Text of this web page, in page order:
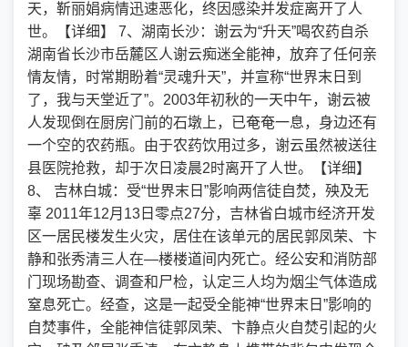
天，靳丽娟病情迅速恶化，终因感染并发症离开了人
世。【详细】 7、湖南长沙：谢云为“升天”喝农药自杀
湖南省长沙市岳麓区人谢云痴迷全能神，放弃了任何亲
情友情，时常期盼着“灵魂升天”，并宣称“世界末日到
了，我与天堂近了”。2003年初秋的一天中午，谢云被
人发现倒在厨房门前的石墩上，已奄奄一息，身边还有
一个空的农药瓶。由于农药饮用过多，谢云虽然被送往
县医院抢救，却于次日凌晨2时离开了人世。【详细】
8、 吉林白城：受“世界末日”影响两信徒自焚，殃及无
辜 2011年12月13日零点27分，吉林省白城市经济开发
区一居民楼发生火灾，居住在该单元的居民郭凤荣、卞
静和张秀清三人在—楼楼道间内死亡。经公安和消防部
门现场勘查、调查和尸检，认定三人均为烟尘气体造成
窒息死亡。经查，这是一起受全能神“世界末日”影响的
自焚事件，全能神信徒郭凤荣、卞静点火自焚引起的火